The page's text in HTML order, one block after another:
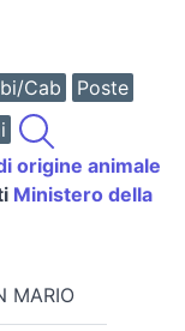
Cab
Poste
origine animale
Ministero della
MARIO